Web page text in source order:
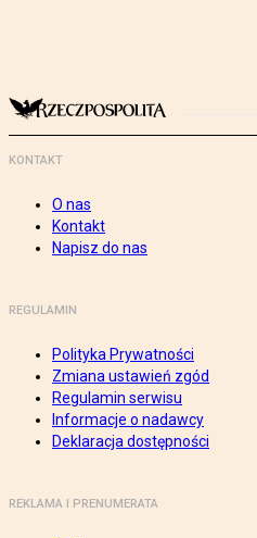
KONTAKT
O nas
Kontakt
Napisz do nas
REGULAMIN
Polityka Prywatności
Zmiana ustawień zgód
Regulamin serwisu
Informacje o nadawcy
Deklaracja dostępności
REKLAMA I PRENUMERATA